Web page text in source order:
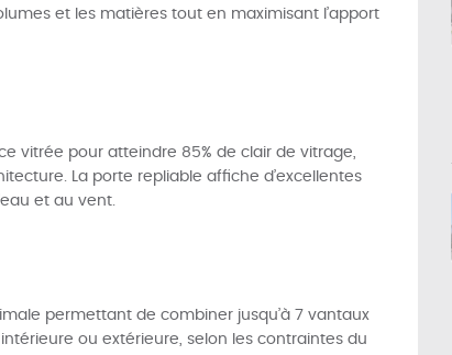
et les matières tout en maximisant l’apport
vitrée pour atteindre 85% de clair de vitrage,
La porte repliable affiche d’excellentes
et au vent.
permettant de combiner jusqu’à 7 vantaux
ou extérieure, selon les contraintes du